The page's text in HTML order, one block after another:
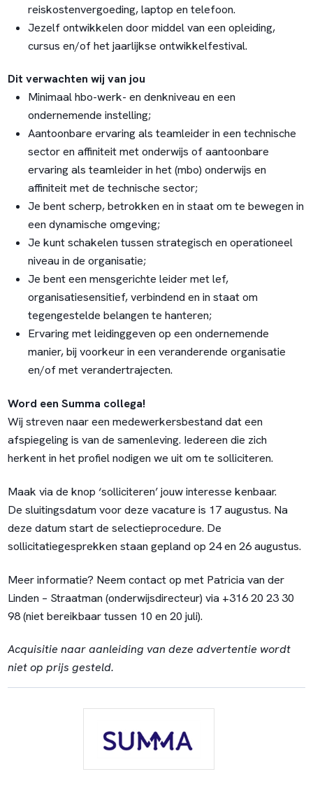
reiskostenvergoeding, laptop en telefoon.
Jezelf ontwikkelen door middel van een opleiding,
cursus en/of het jaarlijkse ontwikkelfestival.
Dit verwachten wij van jou
Minimaal hbo-werk- en denkniveau en een
ondernemende instelling;
Aantoonbare ervaring als teamleider in een technische
sector en affiniteit met onderwijs of aantoonbare
ervaring als teamleider in het (mbo) onderwijs en
affiniteit met de technische sector;
Je bent scherp, betrokken en in staat om te bewegen in
een dynamische omgeving;
Je kunt schakelen tussen strategisch en operationeel
niveau in de organisatie;
Je bent een mensgerichte leider met lef,
organisatiesensitief, verbindend en in staat om
tegengestelde belangen te hanteren;
Ervaring met leidinggeven op een ondernemende
manier, bij voorkeur in een veranderende organisatie
en/of met verandertrajecten.
Word een Summa collega!
Wij streven naar een medewerkersbestand dat een
afspiegeling is van de samenleving. Iedereen die zich
herkent in het profiel nodigen we uit om te solliciteren.
Maak via de knop ‘solliciteren’ jouw interesse kenbaar.
De sluitingsdatum voor deze vacature is 17 augustus. Na
deze datum start de selectieprocedure. De
sollicitatiegesprekken staan gepland op 24 en 26 augustus.
Meer informatie? Neem contact op met Patricia van der
Linden – Straatman (onderwijsdirecteur) via +316 20 23 30
98 (niet bereikbaar tussen 10 en 20 juli).
Acquisitie naar aanleiding van deze advertentie wordt
niet op prijs gesteld.